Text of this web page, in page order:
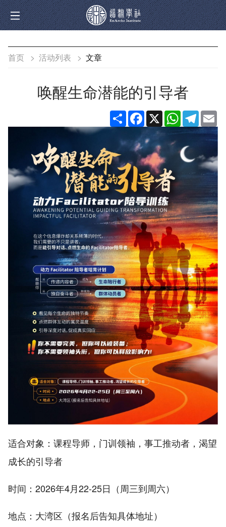
首页 > 活动列表 > 文章
唤醒生命潜能的引导者
分
享
Facebook
X WhatsApp
适合对象： 课程导师，门训领袖，事工推动者，渴望
成长的引导者
时间： 2026年4月22-25日（周三到周六）
地点： 大湾区（报名后告知具体地址）